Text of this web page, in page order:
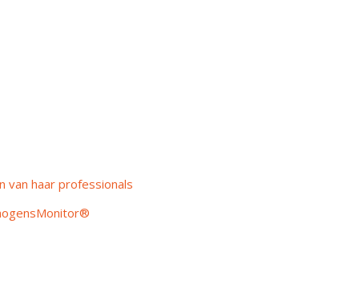
van haar professionals